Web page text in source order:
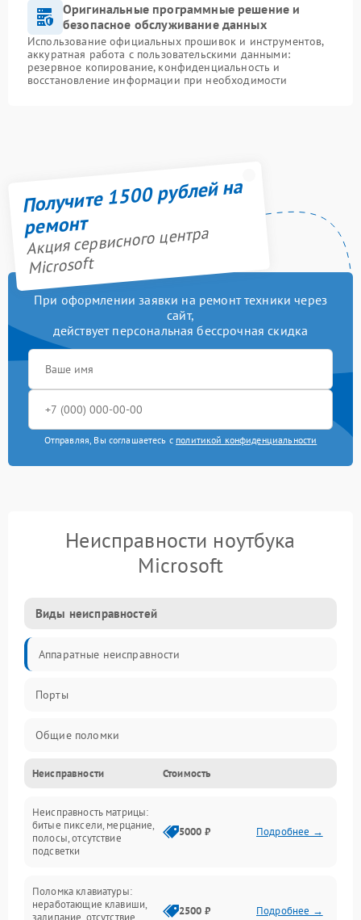
Оригинальные программные решение и
безопасное обслуживание данных
Использование официальных прошивок и инструментов,
аккуратная работа с пользовательскими данными:
резервное копирование, конфиденциальность и
восстановление информации при необходимости
Получите 1500 рублей на
ремонт
Акция сервисного центра
Microsoft
При оформлении заявки на ремонт техники через
сайт,
действует персональная бессрочная скидка
Отправляя, Вы соглашаетесь с политикой конфиденциальности
Неисправности ноутбука
Microsoft
Виды неисправностей
Аппаратные неисправности
Порты
Общие поломки
Устройства
Программные ошибки
Электрические и системные сбои
Интерфейсные проблемы
Неисправности Стоимость
Неисправность матрицы:
битые пиксели, мерцание,
полосы, отсутствие
подсветки
5000 ₽ Подробнее →
Поломка клавиатуры:
неработающие клавиши,
2500 ₽ Подробнее →